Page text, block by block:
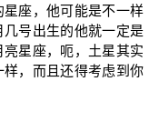
座，他可能是不一样
号出生的他就一定是
星座，呃，土星其实
，而且还得考虑到你